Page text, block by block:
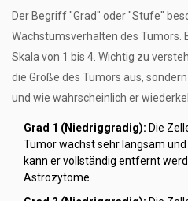
Der Begriff "Grad" oder "Stufe"
Wachstumsverhalten des Tumors.
Skala von 1 bis 4. Wichtig zu
die Größe des Tumors aus,
und wie wahrscheinlich er
Grad 1 (Niedriggradig): Die
Tumor wächst sehr langsam
kann er vollständig entfernt
Astrozytome.